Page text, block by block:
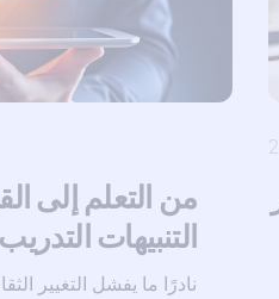
من التعلم إلى
التنبيهات
نادرًا ما يفشل التغيير